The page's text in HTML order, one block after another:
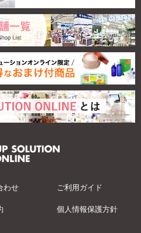
わせ ご利用ガイド
個人情報保護方針